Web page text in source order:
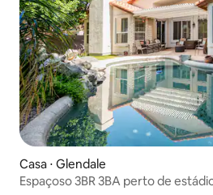
Casa ⋅ Glendale
Espaçoso 3BR 3BA perto de